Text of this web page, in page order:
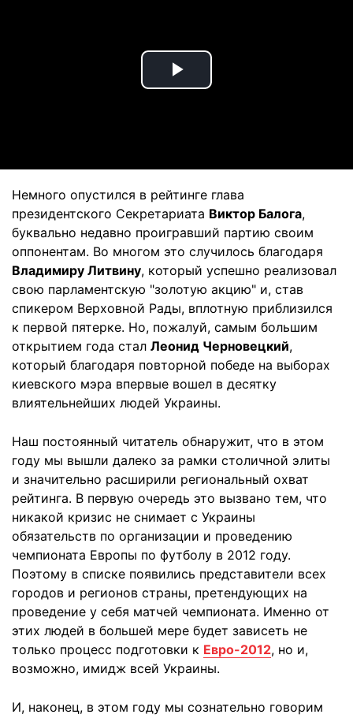
Play
Немного опустился в рейтинге глава
президентского Секретариата Виктор Балога,
буквально недавно проигравший партию своим
оппонентам. Во многом это случилось благодаря
Владимиру Литвину, который успешно реализовал
свою парламентскую "золотую акцию" и, став
спикером Верховной Рады, вплотную приблизился
к первой пятерке. Но, пожалуй, самым большим
открытием года стал Леонид Черновецкий,
который благодаря повторной победе на выборах
киевского мэра впервые вошел в десятку
влиятельнейших людей Украины.
Наш постоянный читатель обнаружит, что в этом
году мы вышли далеко за рамки столичной элиты
и значительно расширили региональный охват
рейтинга. В первую очередь это вызвано тем, что
никакой кризис не снимает с Украины
обязательств по организации и проведению
чемпионата Европы по футболу в 2012 году.
Поэтому в списке появились представители всех
городов и регионов страны, претендующих на
проведение у себя матчей чемпионата. Именно от
этих людей в большей мере будет зависеть не
только процесс подготовки к Евро-2012, но и,
возможно, имидж всей Украины.
И, наконец, в этом году мы сознательно говорим